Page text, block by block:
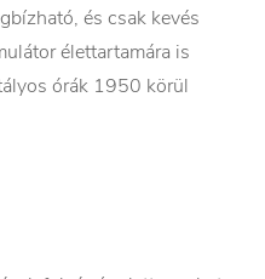
és csak kevés
élettartamára is
órák 1950 körül